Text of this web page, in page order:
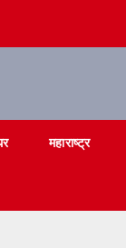
महाराष्ट्र